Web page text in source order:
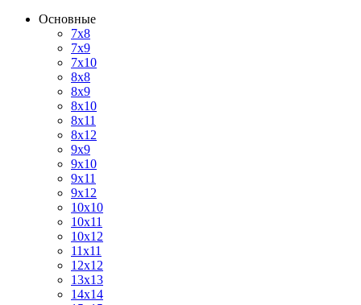
Основные
7х8
7х9
7х10
8х8
8х9
8х10
8х11
8х12
9х9
9х10
9х11
9х12
10х10
10х11
10х12
11х11
12х12
13х13
14х14